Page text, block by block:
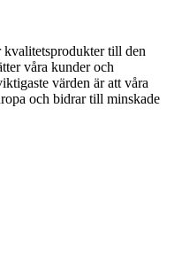
kvalitetsprodukter till den
våra kunder och
värden är att våra
och bidrar till minskade